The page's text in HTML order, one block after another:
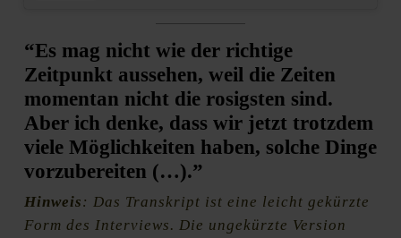
“Es mag nicht wie der richtige
Zeitpunkt aussehen, weil die Zeiten
momentan nicht die rosigsten sind.
Aber ich denke, dass wir jetzt trotzdem
viele Möglichkeiten haben, solche Dinge
vorzubereiten (…).”
Hinweis: Das Transkript ist eine leicht gekürzte
Form des Interviews. Die ungekürzte Version